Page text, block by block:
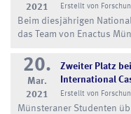
2021
Erstellt von
Beim diesjährigen
das Team von Enactus
20.
Mar.
2021
Zweiter Platz
International
Erstellt von
Münsteraner Studenten